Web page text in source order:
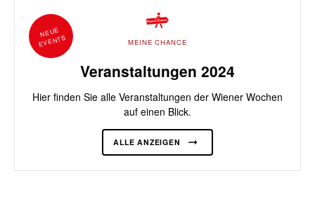
MEINE CHANCE
Veranstaltungen 2024
Hier finden Sie alle Veranstaltungen der Wiener Wochen
auf einen Blick.
ALLE ANZEIGEN
NEUE
EVENTS